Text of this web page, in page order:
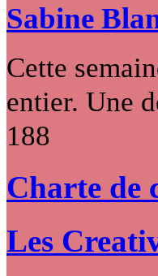
Sabine
Cette
entier. Une
188
Charte de
Les